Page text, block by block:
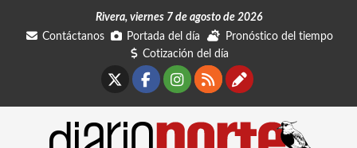
Rivera, viernes 7 de agosto de 2026
Contáctanos
Portada del día
Pronóstico del tiempo
Cotización del día
Facebook
Instagram
RSSContáctanos